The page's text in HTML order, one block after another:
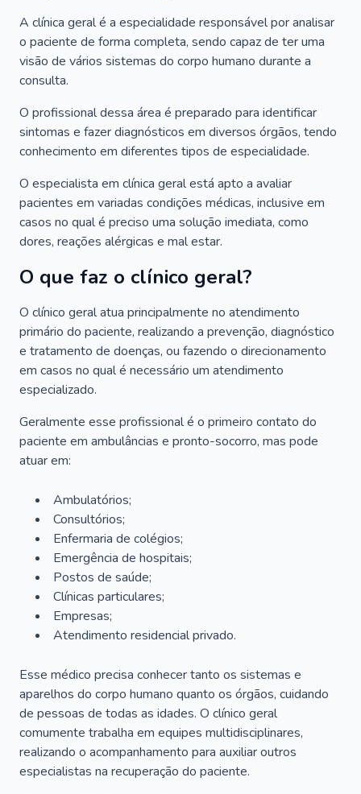
A clínica geral é a especialidade responsável por analisar
o paciente de forma completa, sendo capaz de ter uma
visão de vários sistemas do corpo humano durante a
consulta.
O profissional dessa área é preparado para identificar
sintomas e fazer diagnósticos em diversos órgãos, tendo
conhecimento em diferentes tipos de especialidade.
O especialista em clínica geral está apto a avaliar
pacientes em variadas condições médicas, inclusive em
casos no qual é preciso uma solução imediata, como
dores, reações alérgicas e mal estar.
O que faz o clínico geral?
O clínico geral atua principalmente no atendimento
primário do paciente, realizando a prevenção, diagnóstico
e tratamento de doenças, ou fazendo o direcionamento
em casos no qual é necessário um atendimento
especializado.
Geralmente esse profissional é o primeiro contato do
paciente em ambulâncias e pronto-socorro, mas pode
atuar em:
Ambulatórios;
Consultórios;
Enfermaria de colégios;
Emergência de hospitais;
Postos de saúde;
Clínicas particulares;
Empresas;
Atendimento residencial privado.
Esse médico precisa conhecer tanto os sistemas e
aparelhos do corpo humano quanto os órgãos, cuidando
de pessoas de todas as idades. O clínico geral
comumente trabalha em equipes multidisciplinares,
realizando o acompanhamento para auxiliar outros
especialistas na recuperação do paciente.